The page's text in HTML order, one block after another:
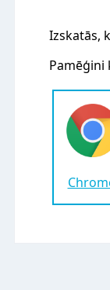
Izskatās,
Pamēģini